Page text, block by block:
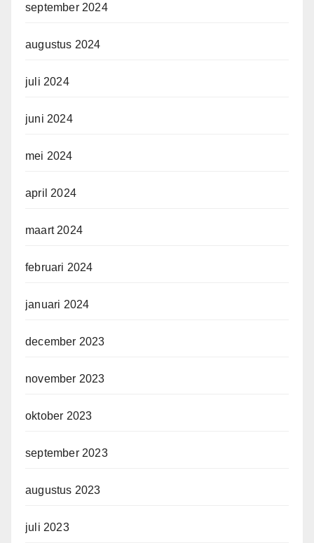
september 2024
augustus 2024
juli 2024
juni 2024
mei 2024
april 2024
maart 2024
februari 2024
januari 2024
december 2023
november 2023
oktober 2023
september 2023
augustus 2023
juli 2023